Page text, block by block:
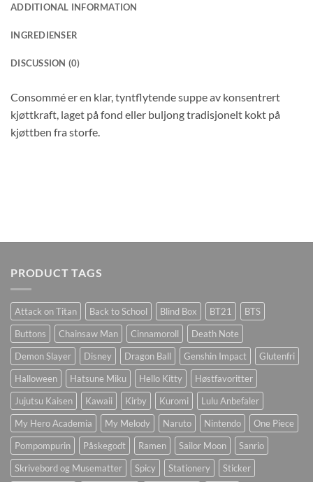
ADDITIONAL INFORMATION
INGREDIENSER
DISCUSSION (0)
Consommé er en klar, tyntflytende suppe av konsentrert
kjøttkraft, laget på fond eller buljong tradisjonelt kokt på
kjøttben fra storfe.
PRODUCT TAGS
Attack on Titan Back to School Blind Box BT21
BTS
Buttons
Chainsaw Man Cinnamoroll
Death Note
Demon Slayer
Disney Dragon Ball Genshin Impact
Glutenfri
Halloween
Hatsune Miku Hello Kitty
Høstfavoritter
Jujutsu Kaisen
Kawaii Kirby Kuromi
Lulu Anbefaler
My Hero Academia
My Melody Naruto Nintendo
One Piece
Pompompurin
Påskegodt Ramen Sailor Moon
Sanrio
Skrivebord og Musematter
Spicy Stationery
Sticker